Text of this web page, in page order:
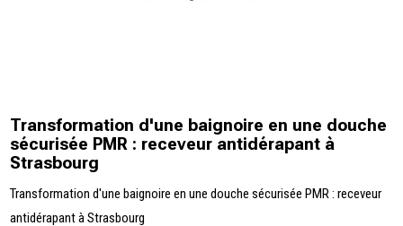
Transformation d'une baignoire en une douche
sécurisée PMR : receveur antidérapant à
Strasbourg
Transformation d'une baignoire en une douche sécurisée PMR : receveur
antidérapant à Strasbourg